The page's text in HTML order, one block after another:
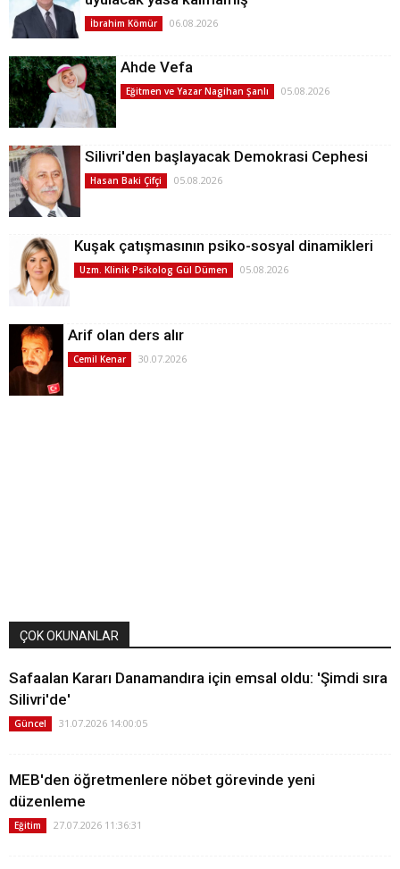
İbrahim Kömür 06.08.2026
Ahde Vefa
Eğitmen ve Yazar Nagihan Şanlı 05.08.2026
Silivri'den başlayacak Demokrasi Cephesi
Hasan Baki Çifçi 05.08.2026
Kuşak çatışmasının psiko-sosyal dinamikleri
Uzm. Klinik Psikolog Gül Dümen 05.08.2026
Arif olan ders alır
Cemil Kenar 30.07.2026
ÇOK OKUNANLAR
Safaalan Kararı Danamandıra için emsal oldu: 'Şimdi sıra
Silivri'de'
Güncel 31.07.2026 14:00:05
MEB'den öğretmenlere nöbet görevinde yeni
düzenleme
Eğitim 27.07.2026 11:36:31